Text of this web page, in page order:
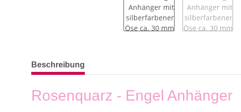
weitere Registerkarten anzeigen
Beschreibung
Rosenquarz - Engel Anhänger